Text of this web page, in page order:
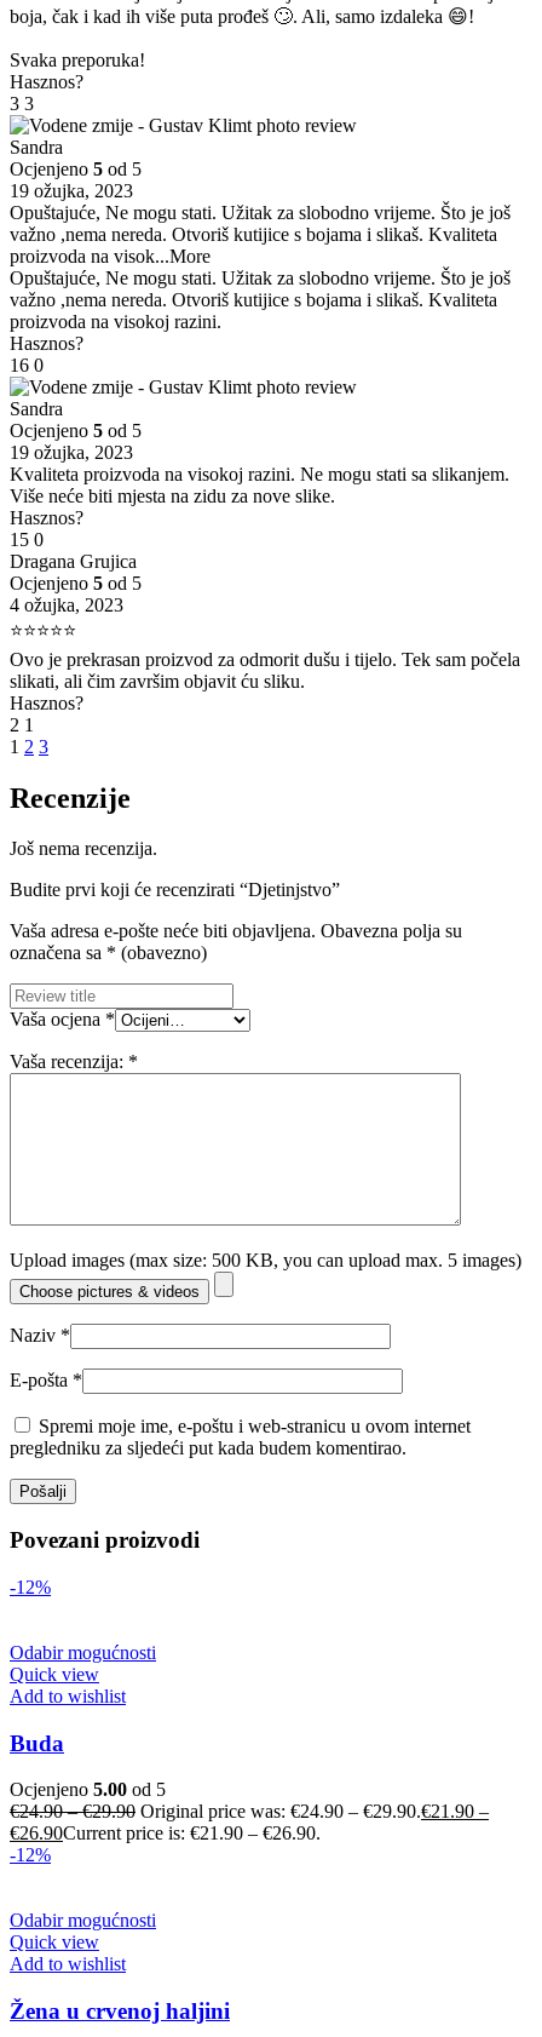
boja, čak i kad ih više puta prođeš 🙄. Ali, samo izdaleka 😄!
Svaka preporuka!
Hasznos?
3 3
Sandra
Ocjenjeno 5 od 5
19 ožujka, 2023
Opuštajuće, Ne mogu stati. Užitak za slobodno vrijeme. Što je još
važno ,nema nereda. Otvoriš kutijice s bojama i slikaš. Kvaliteta
proizvoda na visok...More
Opuštajuće, Ne mogu stati. Užitak za slobodno vrijeme. Što je još
važno ,nema nereda. Otvoriš kutijice s bojama i slikaš. Kvaliteta
proizvoda na visokoj razini.
Hasznos?
16 0
Sandra
Ocjenjeno 5 od 5
19 ožujka, 2023
Kvaliteta proizvoda na visokoj razini. Ne mogu stati sa slikanjem.
Više neće biti mjesta na zidu za nove slike.
Hasznos?
15 0
Dragana Grujica
Ocjenjeno 5 od 5
4 ožujka, 2023
⭐⭐⭐⭐⭐
Ovo je prekrasan proizvod za odmorit dušu i tijelo. Tek sam počela
slikati, ali čim završim objavit ću sliku.
Hasznos?
2 1
1 2 3
Recenzije
Još nema recenzija.
Budite prvi koji će recenzirati “Djetinjstvo”
Vaša adresa e-pošte neće biti objavljena. Obavezna polja su
označena sa * (obavezno)
Vaša ocjena *
Vaša recenzija: *
Upload images (max size: 500 KB, you can upload max. 5 images)
Choose pictures & videos
Naziv *
E-pošta *
Spremi moje ime, e-poštu i web-stranicu u ovom internet
pregledniku za sljedeći put kada budem komentirao.
Povezani proizvodi
-12%
Odabir mogućnosti
Quick view
Add to wishlist
Buda
Ocjenjeno 5.00 od 5
€24.90–€29.90 Original price was: €24.90 – €29.90.€21.90 –
€26.90Current price is: €21.90 – €26.90.
-12%
Odabir mogućnosti
Quick view
Add to wishlist
Žena u crvenoj haljini